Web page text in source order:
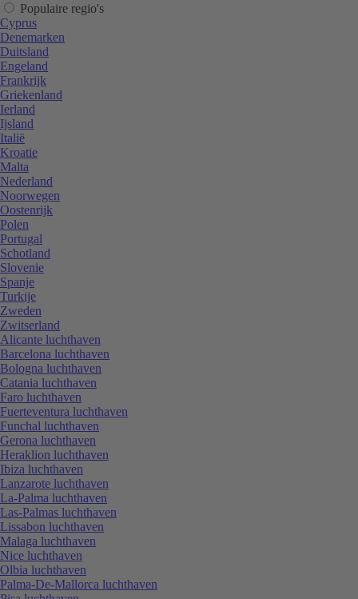
Populaire regio's
Cyprus
Denemarken
Duitsland
Engeland
Frankrijk
Griekenland
Ierland
Ijsland
Italië
Kroatie
Malta
Nederland
Noorwegen
Oostenrijk
Polen
Portugal
Schotland
Slovenie
Spanje
Turkije
Zweden
Zwitserland
Alicante luchthaven
Barcelona luchthaven
Bologna luchthaven
Catania luchthaven
Faro luchthaven
Fuerteventura luchthaven
Funchal luchthaven
Gerona luchthaven
Heraklion luchthaven
Ibiza luchthaven
Lanzarote luchthaven
La-Palma luchthaven
Las-Palmas luchthaven
Lissabon luchthaven
Malaga luchthaven
Nice luchthaven
Olbia luchthaven
Palma-De-Mallorca luchthaven